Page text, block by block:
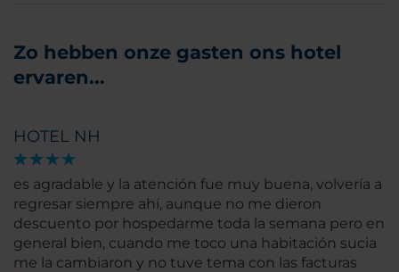
Zo hebben onze gasten ons hotel
ervaren...
HOTEL NH
es agradable y la atención fue muy buena, volvería a
regresar siempre ahí, aunque no me dieron
descuento por hospedarme toda la semana pero en
general bien, cuando me toco una habitación sucia
me la cambiaron y no tuve tema con las facturas